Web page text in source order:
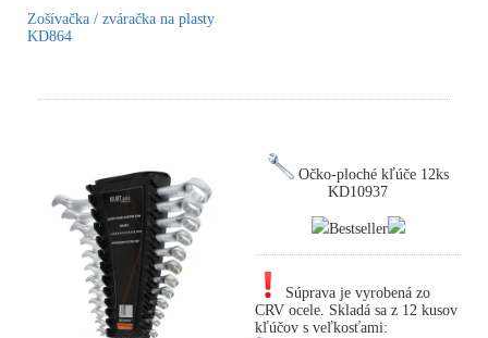
Zošívačka / zváračka na plasty
KD864
Očko-ploché kľúče 12ks
KD10937
Bestseller
Súprava je vyrobená zo
CRV ocele. Skladá sa z 12 kusov
kľúčov s veľkosťami: